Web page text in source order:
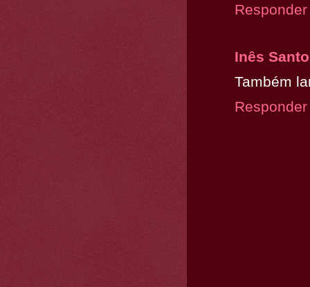
Responder
Inês
Também
Responder